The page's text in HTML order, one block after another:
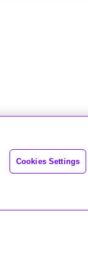
Cookies Settings